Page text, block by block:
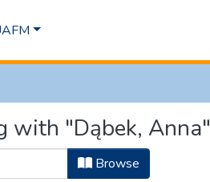
with "Dąbek, Anna"
Browse